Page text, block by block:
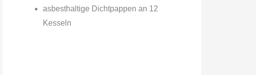
asbesthaltige Dichtpappen an 12
Kesseln